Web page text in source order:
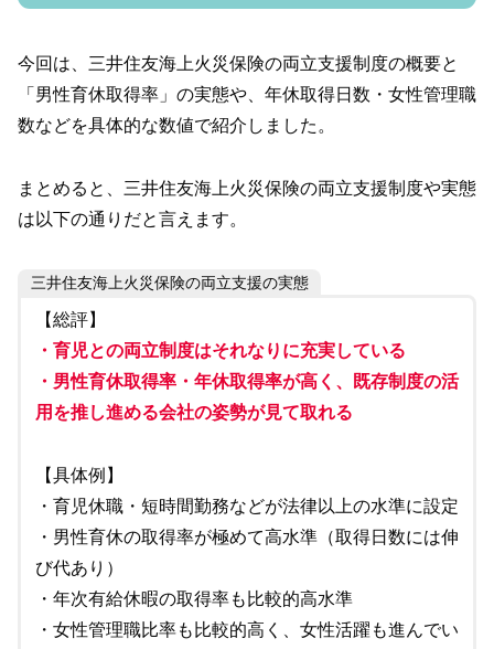
今回は、三井住友海上火災保険の両立支援制度の概要と
「男性育休取得率」の実態や、年休取得日数・女性管理職
数などを具体的な数値で紹介しました。
まとめると、三井住友海上火災保険の両立支援制度や実態
は以下の通りだと言えます。
三井住友海上火災保険の両立支援の実態
【総評】
・育児との両立制度はそれなりに充実している
・男性育休取得率・年休取得率が高く、既存制度の活
用を推し進める会社の姿勢が見て取れる
【具体例】
・育児休職・短時間勤務などが法律以上の水準に設定
・男性育休の取得率が極めて高水準（取得日数には伸
び代あり）
・年次有給休暇の取得率も比較的高水準
・女性管理職比率も比較的高く、女性活躍も進んでい